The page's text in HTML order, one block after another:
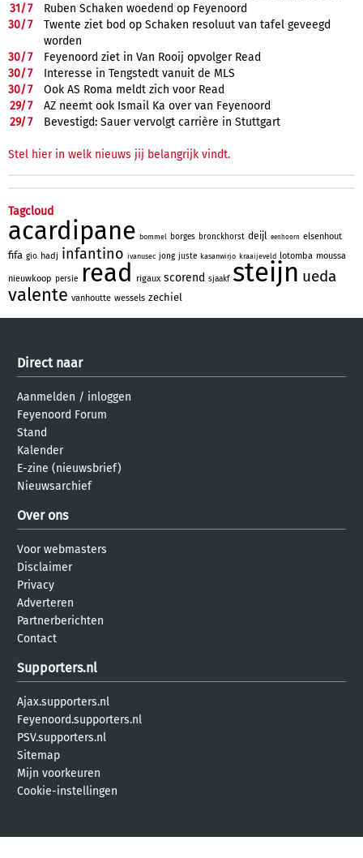
31/7
Ruben Schaken woedend op Feyenoord
30/7
Twente ziet bod op Schaken resoluut van tafel geveegd
worden
30/7
Feyenoord ziet in Van Rooij opvolger Read
30/7
Interesse in Tengstedt vanuit de MLS
30/7
Ook AS Roma meldt zich voor Read
29/7
AZ neemt ook Ismail Ka over van Feyenoord
29/7 Bevestigd: Sauer vervolgt carrière in Stuttgart
Stel hier in welk nieuws jij belangrijk vindt.
Tagcloud
acardipane bommel borges bronckhorst deijl eenhoorn elsenhout
fifa gio hadj infantino ivanusec jong juste kasanwirjo kraaijeveld lotomba moussa
nieuwkoop persie read rigaux scorend sjaakf steijn ueda
valente vanhoutte wessels zechiel
Direct naar
Aanmelden / inloggen
Feyenoord Forum
Stand
Kalender
E-zine (nieuwsbrief)
Nieuwsarchief
Over ons
Voor webmasters
Disclaimer
Privacy
Adverteren
Partnerberichten
Contact
Supporters.nl
Ajax.supporters.nl
Feyenoord.supporters.nl
PSV.supporters.nl
Sitemap
Mijn voorkeuren
Cookie-instellingen